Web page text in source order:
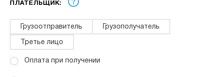
ПЛАТЕЛЬЩИК:
Грузоотправитель Грузополучатель
Третье лицо
Оплата при получении